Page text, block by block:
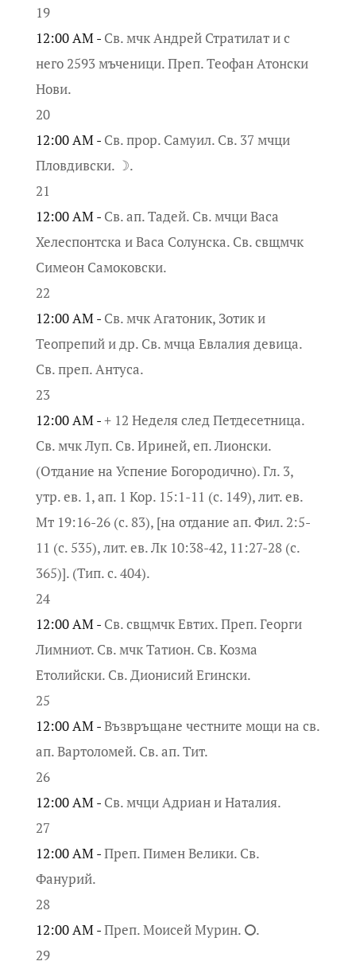
19
12:00 AM - Св. мчк Андрей Стратилат и с
него 2593 мъченици. Преп. Теофан Атонски
Нови.
20
12:00 AM - Св. прор. Самуил. Св. 37 мчци
Пловдивски. ☽.
21
12:00 AM - Св. ап. Тадей. Св. мчци Васа
Хелеспонтска и Васа Солунска. Св. свщмчк
Симеон Самоковски.
22
12:00 AM - Св. мчк Агатоник, Зотик и
Теопрепий и др. Св. мчца Евлалия девица.
Св. преп. Антуса.
23
12:00 AM -+ 12 Неделя след Петдесетница.
Св. мчк Луп. Св. Ириней, еп. Лионски.
(Отдание на Успение Богородично). Гл. 3,
утр. ев. 1, ап. 1 Кор. 15:1-11 (с. 149), лит. ев.
Мт 19:16-26 (с. 83), [на отдание ап. Фил. 2:5-
11 (с. 535), лит. ев. Лк 10:38-42, 11:27-28 (с.
365)]. (Тип. с. 404).
24
12:00 AM - Св. свщмчк Евтих. Преп. Георги
Лимниот. Св. мчк Татион. Св. Козма
Етолийски. Св. Дионисий Егински.
25
12:00 AM -Възвръщане честните мощи на св.
ап. Вартоломей. Св. ап. Тит.
26
12:00 AM - Св. мчци Адриан и Наталия.
27
12:00 AM -Преп. Пимен Велики. Св.
Фанурий.
28
12:00 AM -Преп. Моисей Мурин. ⭘.
29